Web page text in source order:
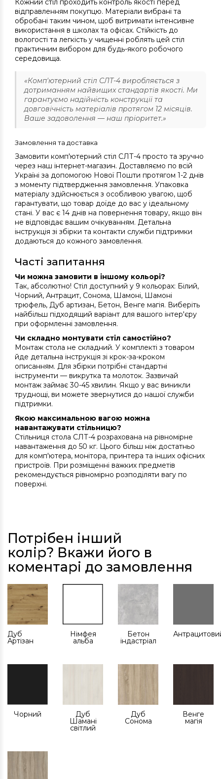
Кожний стіл проходить контроль якості перед
відправленням покупцю. Матеріали вибрані та
обробані таким чином, щоб витримати інтенсивне
використання в школах та офісах. Стійкість до
вологості та легкість у чищенні роблять цей стіл
практичним вибором для будь-якого робочого
середовища.
«Комп'ютерний стіл СЛТ-4 виробляється з
дотриманням найвищих стандартів якості. Ми
гарантуємо надійність конструкції та
довговічність матеріалів протягом 12 місяців.
Ваше задоволення — наш пріоритет.»
Замовлення та доставка
Замовити комп'ютерний стіл СЛТ-4 просто та зручно
через наш інтернет-магазин. Доставляємо по всій
Україні за допомогою Нової Пошти протягом 1-2 днів
з моменту підтвердження замовлення. Упаковка
матеріалу здійснюється з особливою увагою, щоб
гарантувати, що товар доїде до вас у ідеальному
стані. У вас є 14 днів на повернення товару, якщо він
не відповідає вашим очікуванням. Детальна
інструкція зі збірки та контакти служби підтримки
додаються до кожного замовлення.
Часті запитання
Чи можна замовити в іншому кольорі?
Так, абсолютно! Стіл доступний у 9 кольорах: Білий,
Чорний, Антрацит, Сонома, Шамоні, Шамоні
трюфель, Дуб артизан, Бетон, Венге магія. Виберіть
найбільш підходящий варіант для вашого інтер'єру
при оформленні замовлення.
Чи складно монтувати стіл самостійно?
Монтаж стола не складний. У комплекті з товаром
йде детальна інструкція зі крок-за-кроком
описанням. Для збірки потрібні стандартні
інструменти — викрутка та молоток. Зазвичай
монтаж займає 30-45 хвилин. Якщо у вас виникли
труднощі, ви можете звернутися до нашої служби
підтримки.
Якою максимальною вагою можна
навантажувати стільницю?
Стільниця стола СЛТ-4 розрахована на рівномірне
навантаження до 50 кг. Цього більш ніж достатньо
для комп'ютера, монітора, принтера та інших офісних
пристроїв. При розміщенні важких предметів
рекомендується рівномірно розподіляти вагу по
поверхні.
Потрібен інший
колір? Вкажи його в
коментарі до замовлення
Дуб
Артізан
Німфея
альба
Бетон
індастріал
Чорний Дуб
Шамані
світлий
Дуб
Сонома
Венге
магія